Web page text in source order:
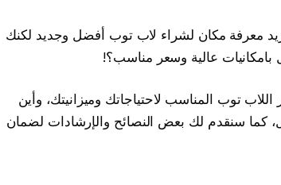
معرفة مكان لشراء لاب توب أفضل وجديد لكنك
عالية وسعر مناسب؟!
توب المناسب لاحتياجاتك وميزانيتك، وأين
كما سنقدم لك بعض النصائح والإرشادات لضمان